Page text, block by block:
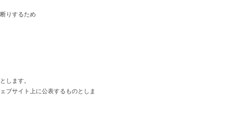
りするため
します。
ブサイト上に公表するものとしま